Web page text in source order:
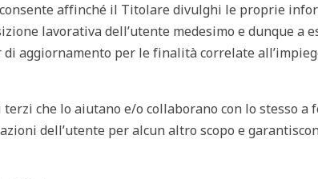
affinché il Titolare divulghi le proprie
lavorativa dell’utente medesimo e dunque a
di aggiornamento per le finalità correlate
che lo aiutano e/o collaborano con lo stesso a
dell’utente per alcun altro scopo e